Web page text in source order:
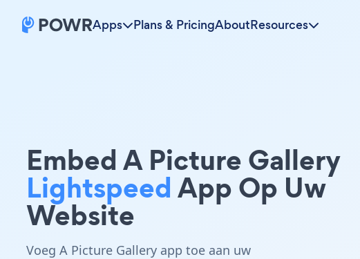
Apps Plans & PricingAboutResources
Embed A Picture Gallery
LightspeedApp Op Uw
Website
Voeg A Picture Gallery app toe aan uw